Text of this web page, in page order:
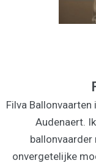
Filva
Audenaert.
ballonvaarder
onvergetelijke